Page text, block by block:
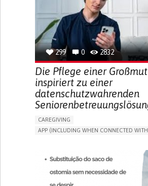
PREVENTING (VACCINATION, PROTECTION,
RESEARCH/MAPPING)
CAREGIVING SUPPORT
IMMUNO-
SPAIN
299 0 2832
Die Pflege einer
inspiriert zu einer
datenschutzwahrenden
CAREGIVING
APP (INCLUDING WHEN CONNECTED WITH
ASSISTIVE DAILY LIFE DEVICE (TO HELP
PROMOTING SELF-MANAGEMENT
PREVENTING (VACCINATION,